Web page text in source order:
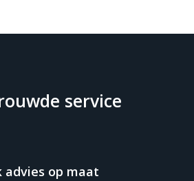
service
advies op maat